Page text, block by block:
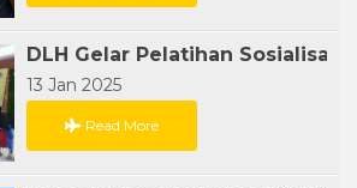
13 Jan 2025
Read More